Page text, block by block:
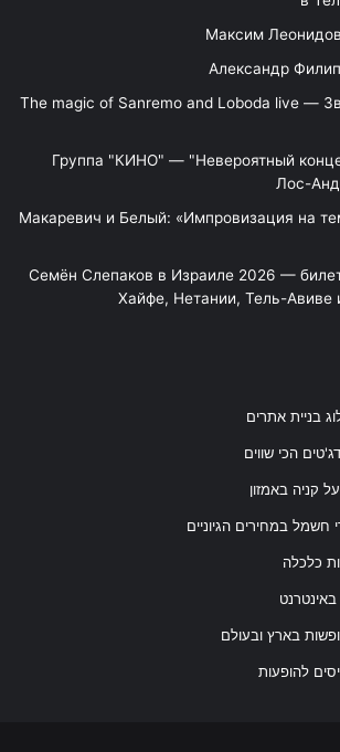
Максим
Александр
"The magic of Sanremo and Loboda live —
Группа "КИНО" — "Невероятный
Лос-
Макаревич и Белый: «Импровизация на
Семён Слепаков в Израиле 2026 —
Хайфе, Нетании, Тель-Авиве